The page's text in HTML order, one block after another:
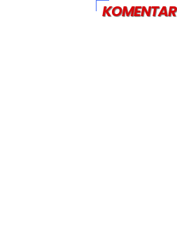
KOMENTAR